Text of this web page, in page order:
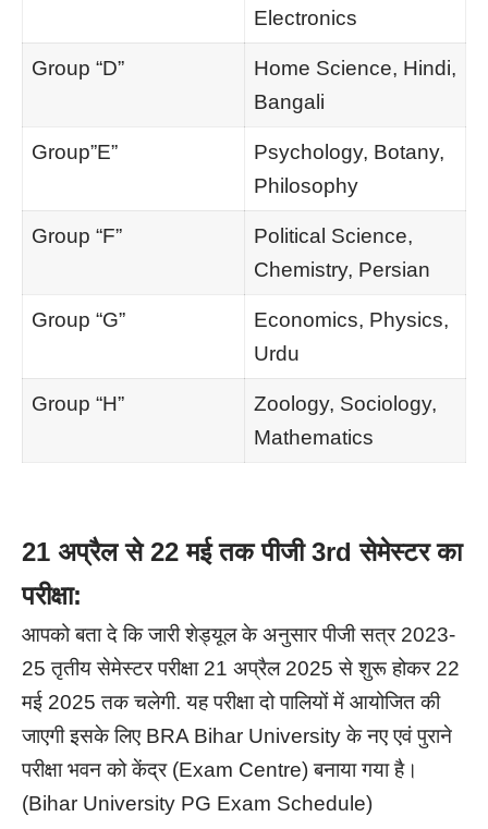
Electronics
Group “D”
Home Science, Hindi,
Bangali
Group”E”
Psychology, Botany,
Philosophy
Group “F”
Political Science,
Chemistry, Persian
Group “G”
Economics, Physics,
Urdu
Group “H”
Zoology, Sociology,
Mathematics
21 अप्रैल से 22 मई तक पीजी 3rd सेमेस्टर का
परीक्षा:
आपको बता दे कि जारी शेड्यूल के अनुसार पीजी सत्र 2023-
25 तृतीय सेमेस्टर परीक्षा 21 अप्रैल 2025 से शुरू होकर 22
मई 2025 तक चलेगी. यह परीक्षा दो पालियों में आयोजित की
जाएगी इसके लिए BRA Bihar University के नए एवं पुराने
परीक्षा भवन को केंद्र (Exam Centre) बनाया गया है।
(Bihar University PG Exam Schedule)